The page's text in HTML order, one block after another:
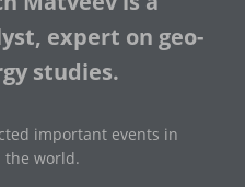
expert on geo-
studies.
important events in
the world.